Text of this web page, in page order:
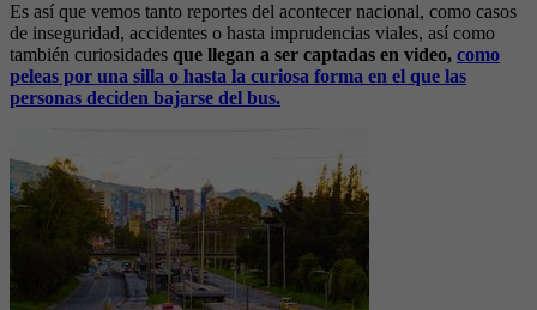
Es así que vemos tanto reportes del acontecer nacional, como casos
de inseguridad, accidentes o hasta imprudencias viales, así como
también curiosidades que llegan a ser captadas en video, como
peleas por una silla o hasta la curiosa forma en el que las
personas deciden bajarse del bus.